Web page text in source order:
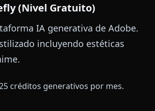
(Nivel Gratuito)
IA generativa de Adobe.
incluyendo estéticas
créditos generativos por mes.